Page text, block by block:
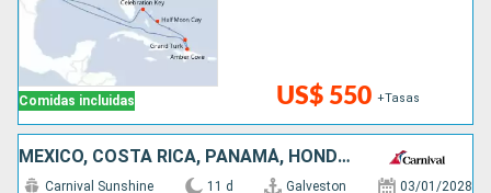
Comidas incluidas US$ 550 +Tasas
MÉXICO, COSTA RICA, PANAMÁ, HONDURAS, ESTADOS UNIDOS
Carnival Sunshine 11 d Galveston 03/01/2028